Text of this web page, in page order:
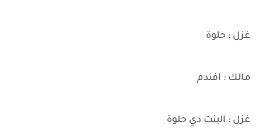
غزل : حلوة
مالك : افندم
غزل : البنت دي حلوة